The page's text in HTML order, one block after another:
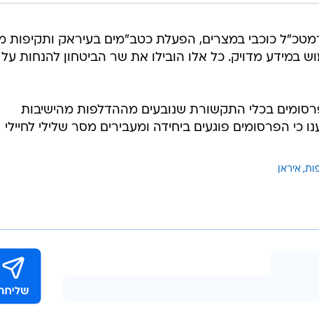
כוכבי במצרים, הפעלת כטב"מים בעיראק ותקיפות
במידע מדויק. כל אלו הובילו את שר הביטחון להנחות על
על הפרסומים בכלי התקשורת שנובעים מההדלפות מהישיבות
כי הפרסומים פוגעים ביחידה ומעבירים מסר שלילי לחיילי
איראן